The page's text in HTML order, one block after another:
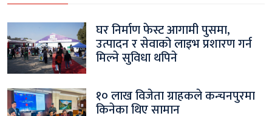
घर निर्माण फेस्ट आगामी पुसमा,
उत्पादन र सेवाको लाइभ प्रशारण गर्न
मिल्ने सुविधा थपिने
१० लाख विजेता ग्राहकले कन्चनपुरमा
किनेका थिए सामान